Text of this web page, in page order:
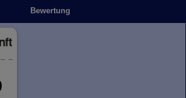
Bewertung